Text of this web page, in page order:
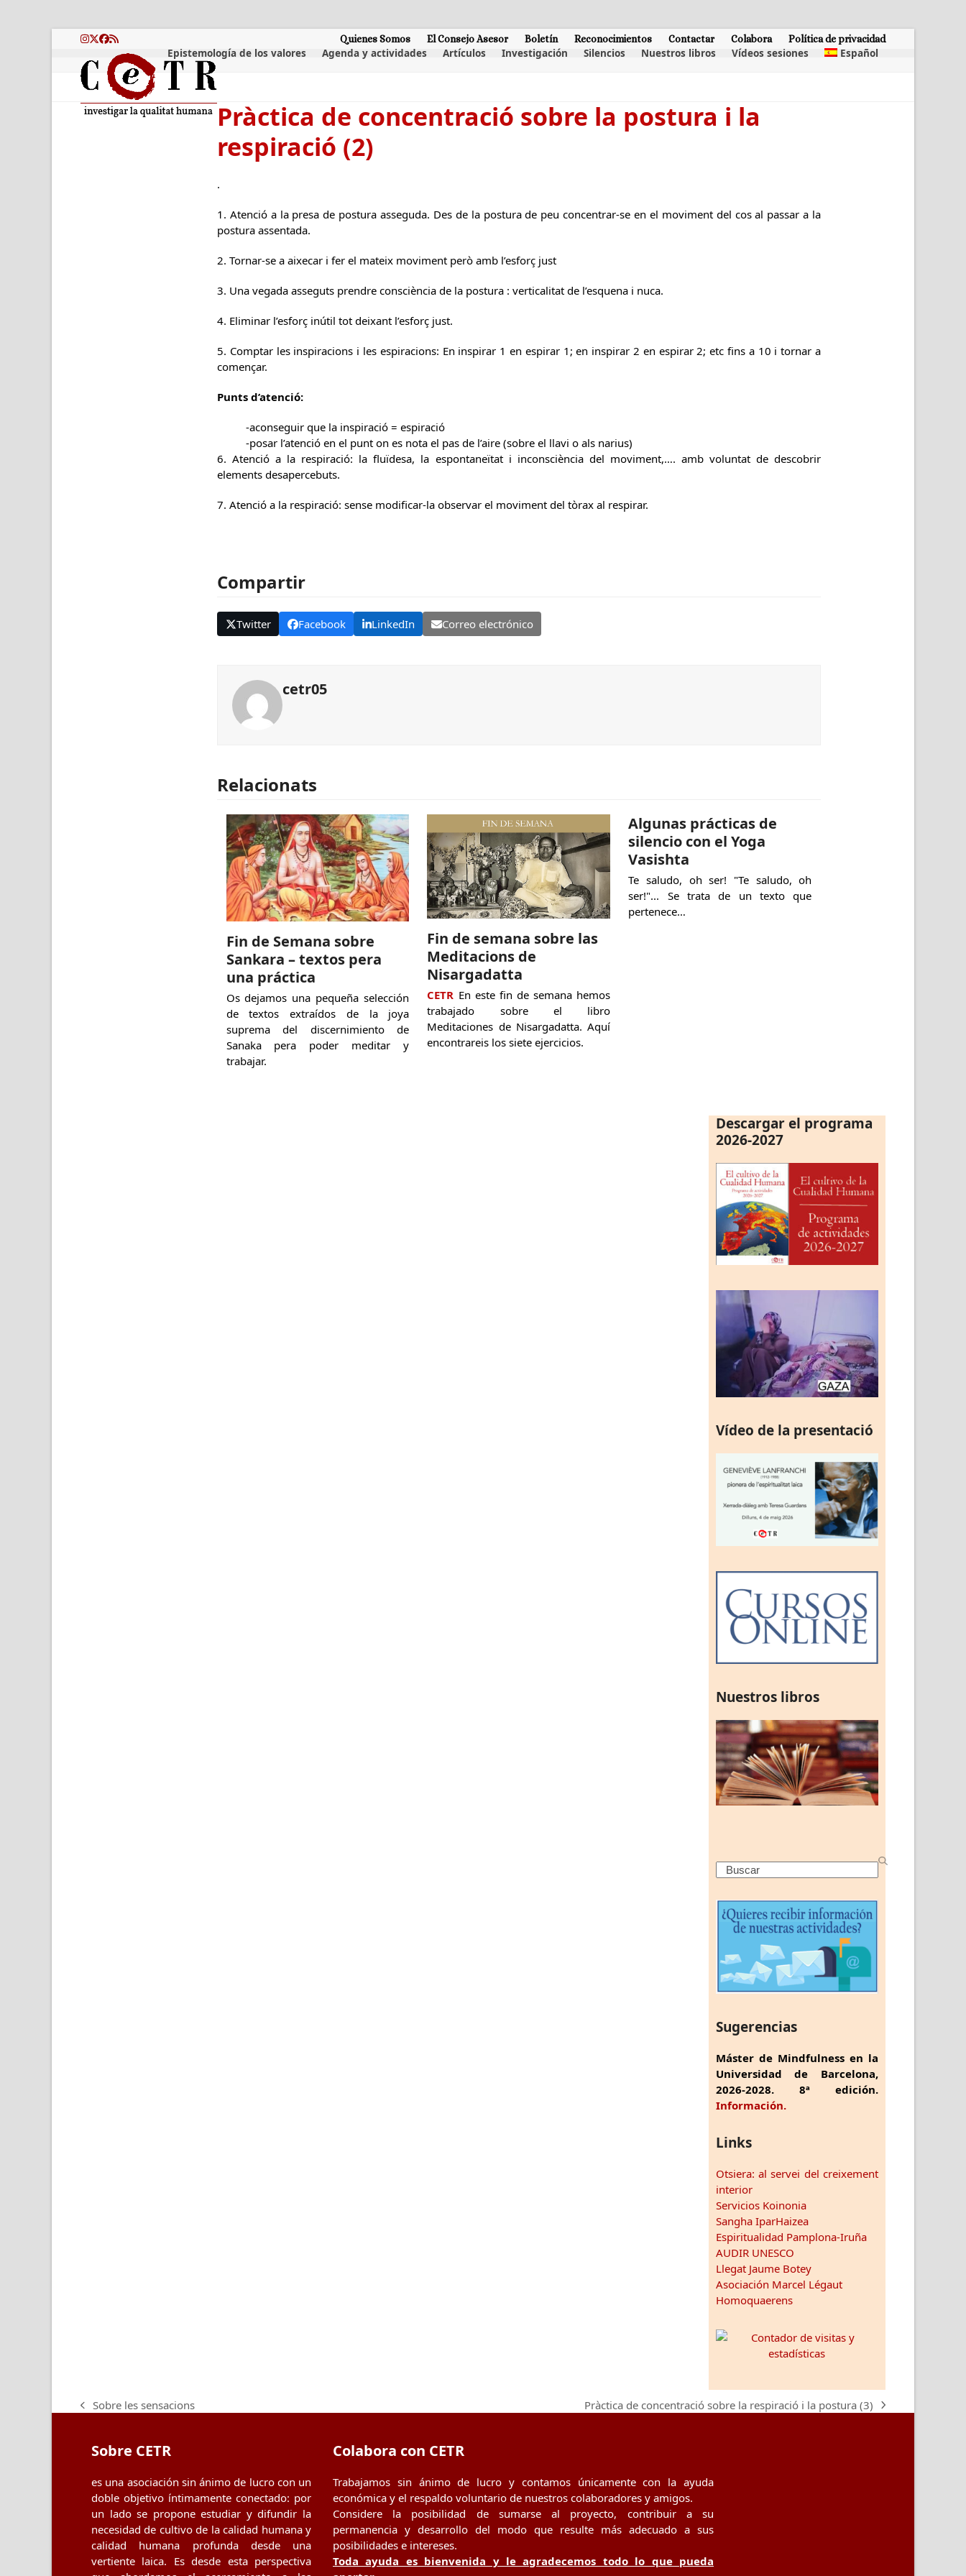
Instagram
Twitter
Facebook
RSS Quienes Somos El Consejo Asesor Boletín Reconocimientos Contactar Colabora Política de privacidad
Epistemología de los valores Agenda y actividades Artículos Investigación Silencios Nuestros libros Vídeos sesiones Español
Pràctica de concentració sobre la postura i la
respiració (2)
.
1. Atenció a la presa de postura asseguda. Des de la postura de peu concentrar-se en el moviment del cos al passar a la
postura assentada.
2. Tornar-se a aixecar i fer el mateix moviment però amb l’esforç just
3. Una vegada asseguts prendre consciència de la postura : verticalitat de l’esquena i nuca.
4. Eliminar l’esforç inútil tot deixant l’esforç just.
5. Comptar les inspiracions i les espiracions: En inspirar 1 en espirar 1; en inspirar 2 en espirar 2; etc fins a 10 i tornar a
començar.
Punts d’atenció:
-aconseguir que la inspiració = espiració
-posar l’atenció en el punt on es nota el pas de l’aire (sobre el llavi o als narius)
6. Atenció a la respiració: la fluïdesa, la espontaneïtat i inconsciència del moviment,…. amb voluntat de descobrir
elements desapercebuts.
7. Atenció a la respiració: sense modificar-la observar el moviment del tòrax al respirar.
Compartir
Twitter Facebook LinkedIn Correo electrónico
cetr05
Relacionats
Fin de Semana sobre
Sankara – textos pera
una práctica
Os dejamos una pequeña selección
de textos extraídos de la joya
suprema del discernimiento de
Sanaka pera poder meditar y
trabajar.
Fin de semana sobre las
Meditacions de
Nisargadatta
CETR En este fin de semana hemos
trabajado sobre el libro
Meditaciones de Nisargadatta. Aquí
encontrareis los siete ejercicios.
Algunas prácticas de
silencio con el Yoga
Vasishta
Te saludo, oh ser! "Te saludo, oh
ser!"... Se trata de un texto que
pertenece…
Descargar el programa
2026-2027
Vídeo de la presentació
Nuestros libros
Search
Sugerencias
Máster de Mindfulness en la
Universidad de Barcelona,
2026-2028. 8ª edición.
Información.
Links
Otsiera: al servei del creixement
interior
Servicios Koinonia
Sangha IparHaizea
Espiritualidad Pamplona-Iruña
AUDIR UNESCO
Llegat Jaume Botey
Asociación Marcel Légaut
Homoquaerens
previous
Sobre les sensacions
next
Pràctica de concentració sobre la respiració i la postura (3)
Sobre CETR
es una asociación sin ánimo de lucro con un
doble objetivo íntimamente conectado: por
un lado se propone estudiar y difundir la
necesidad de cultivo de la calidad humana y
calidad humana profunda desde una
vertiente laica. Es desde esta perspectiva
Colabora con CETR
Trabajamos sin ánimo de lucro y contamos únicamente con la ayuda
económica y el respaldo voluntario de nuestros colaboradores y amigos.
Considere la posibilidad de sumarse al proyecto, contribuir a su
permanencia y desarrollo del modo que resulte más adecuado a sus
posibilidades e intereses.
Toda ayuda es bienvenida y le agradecemos todo lo que pueda